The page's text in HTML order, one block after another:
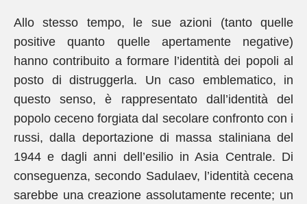
Allo stesso tempo, le sue azioni (tanto quelle
positive quanto quelle apertamente negative)
hanno contribuito a formare l’identità dei popoli al
posto di distruggerla. Un caso emblematico, in
questo senso, è rappresentato dall’identità del
popolo ceceno forgiata dal secolare confronto con i
russi, dalla deportazione di massa staliniana del
1944 e dagli anni dell’esilio in Asia Centrale. Di
conseguenza, secondo Sadulaev, l’identità cecena
sarebbe una creazione assolutamente recente; un